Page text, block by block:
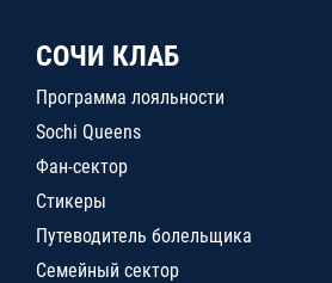
СОЧИ КЛАБ
Программа лояльности
Sochi Queens
Фан-сектор
Стикеры
Путеводитель болельщика
Семейный сектор